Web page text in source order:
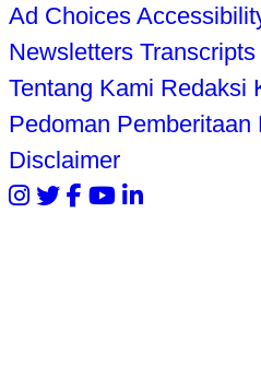
Ad Choices
Newsletters Transcripts
Tentang Kami Redaksi
Pedoman Pemberitaan
Disclaimer